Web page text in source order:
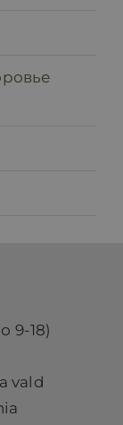
9-18)
vald